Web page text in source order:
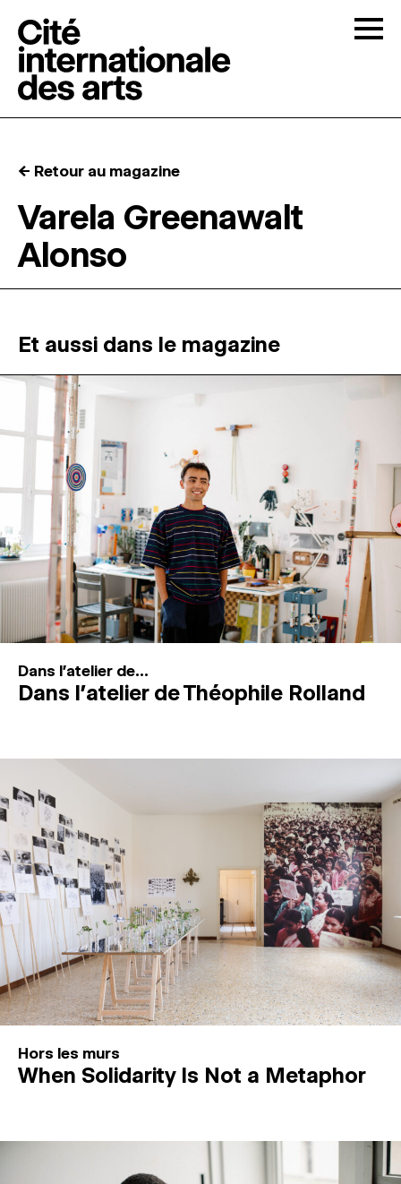
RÉSIDENCES ↓
MAGAZINE
ESPACES DE PRATIQUE ARTISTIQUE
Recherche
Connexion
↓
← Retour au magazine
Varela Greenawalt
Alonso
Et aussi dans le magazine
Dans l'atelier de...
Dans l’atelier de Théophile Rolland
Hors les murs
When Solidarity Is Not a Metaphor